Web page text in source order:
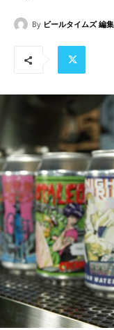
By ビールタイムズ 編